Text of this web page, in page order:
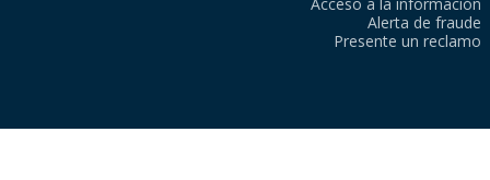
Alerta de fraude
Presente un reclamo